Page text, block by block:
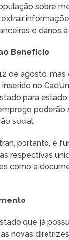
sobre
e danos
Benefício
de agosto,
no
para
poderão
social.
portanto, é
respectivas
como a
que já
novas